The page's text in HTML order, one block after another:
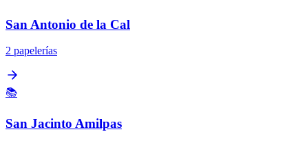
San Antonio de la Cal
2 papelerías
📚
San Jacinto Amilpas